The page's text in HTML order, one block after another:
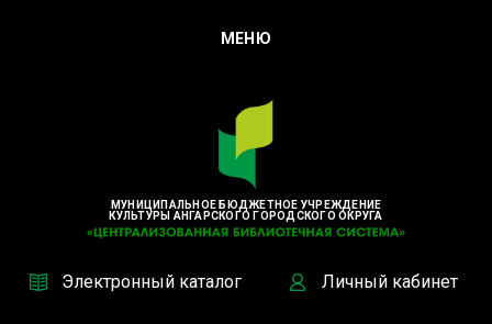
МУНИЦИПАЛЬНОЕ БЮДЖЕТНОЕ УЧРЕЖДЕНИЕ
КУЛЬТУРЫ АНГАРСКОГО ГОРОДСКОГО ОКРУГА
Электронный каталог Личный кабинет
МЕНЮ